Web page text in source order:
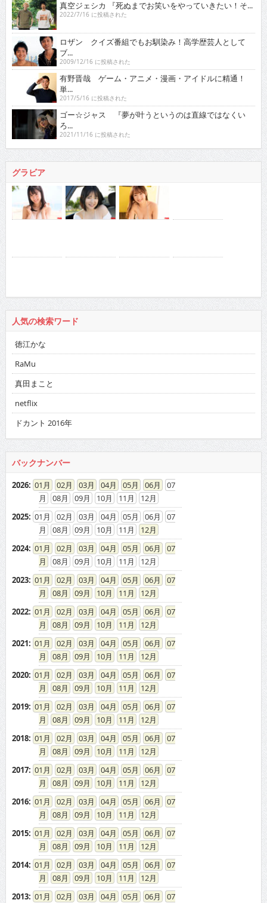
真空ジェシカ 『死ぬまでお笑いをやっていきたい！そ...
2022/7/16 に投稿された
ロザン クイズ番組でもお馴染み！高学歴芸人として
ブ...
2009/12/16 に投稿された
有野晋哉 ゲーム・アニメ・漫画・アイドルに精通！
単...
2017/5/16 に投稿された
ゴー☆ジャス 『夢が叶うというのは直線ではなくい
ろ...
2021/11/16 に投稿された
グラビア
人気の検索ワード
徳江かな
RaMu
真田まこと
netflix
ドカント 2016年
バックナンバー
2026: 01 02 03 04 05 06
07
08
09 10 11
12
2025: 01 02 03 04 05 06
07
08
09 10 11
12
2024: 01 02 03 04 05 06
07
08
09 10 11
12
2023: 01 02 03 04 05 06
07
08
09 10 11
12
2022: 01 02 03 04 05 06
07
08
09 10 11
12
2021: 01 02 03 04 05 06
07
08
09 10 11
12
2020: 01 02 03 04 05 06
07
08
09 10 11
12
2019: 01 02 03 04 05 06
07
08
09 10 11
12
2018: 01 02 03 04 05 06
07
08
09 10 11
12
2017: 01 02 03 04 05 06
07
08
09 10 11
12
2016: 01 02 03 04 05 06
07
08
09 10 11
12
2015: 01 02 03 04 05 06
07
08
09 10 11
12
2014: 01 02 03 04 05 06
07
08
09 10 11
12
2013: 01 02 03 04 05 06
07